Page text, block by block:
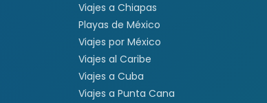
Viajes a Chiapas
Playas de México
Viajes por México
Viajes al Caribe
Viajes a Cuba
Viajes a Punta Cana